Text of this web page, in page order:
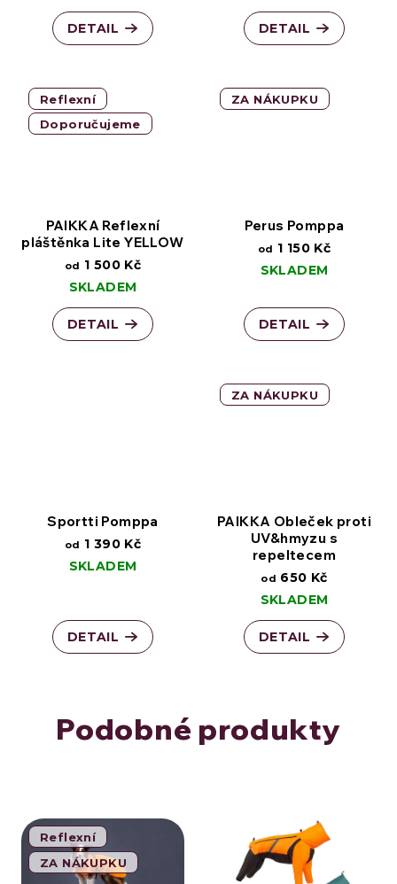
DETAIL DETAIL
Reflexní
Doporučujeme
PAIKKA Reflexní
pláštěnka Lite YELLOW
od 1 500 Kč
SKLADEM
DETAIL
ZA NÁKUPKU
Perus Pomppa
od 1 150 Kč
SKLADEM
DETAIL
Sportti Pomppa
od 1 390 Kč
SKLADEM
DETAIL
ZA NÁKUPKU
PAIKKA Obleček proti
UV&hmyzu s
repeltecem
od 650 Kč
SKLADEM
DETAIL
Podobné produkty
Reflexní
ZA NÁKUPKU